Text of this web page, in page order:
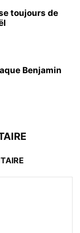
toujours de
Benjamin